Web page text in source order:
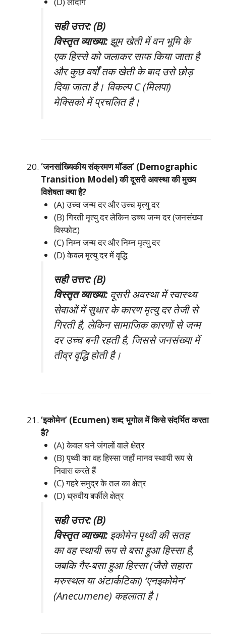
सही उत्तर: (B)
विस्तृत व्याख्या:झूम खेती में वन भूमि के
एक हिस्से को जलाकर साफ किया जाता है
और कुछ वर्षों तक खेती के बाद उसे छोड़
दिया जाता है। विकल्प C (मिलपा)
मेक्सिको में प्रचलित है।
‘जनसांख्यिकीय संक्रमण मॉडल’ (Demographic
Transition Model) की दूसरी अवस्था की मुख्य
विशेषता क्या है?
(A) उच्च जन्म दर और उच्च मृत्यु दर
(B) गिरती मृत्यु दर लेकिन उच्च जन्म दर (जनसंख्या
विस्फोट)
(C) निम्न जन्म दर और निम्न मृत्यु दर
(D) केवल मृत्यु दर में वृद्धि
सही उत्तर: (B)
विस्तृत व्याख्या:दूसरी अवस्था में स्वास्थ्य
सेवाओं में सुधार के कारण मृत्यु दर तेजी से
गिरती है, लेकिन सामाजिक कारणों से जन्म
दर उच्च बनी रहती है, जिससे जनसंख्या में
तीव्र वृद्धि होती है।
‘इकोमेन’ (Ecumen) शब्द भूगोल में किसे संदर्भित करता
है?
(A) केवल घने जंगलों वाले क्षेत्र
(B) पृथ्वी का वह हिस्सा जहाँ मानव स्थायी रूप से
निवास करते हैं
(C) गहरे समुद्र के तल का क्षेत्र
(D) ध्रुवीय बर्फीले क्षेत्र
सही उत्तर: (B)
विस्तृत व्याख्या:इकोमेन पृथ्वी की सतह
का वह स्थायी रूप से बसा हुआ हिस्सा है,
जबकि गैर-बसा हुआ हिस्सा (जैसे सहारा
मरुस्थल या अंटार्कटिका) ‘एनइकोमेन’
(Anecumene) कहलाता है।